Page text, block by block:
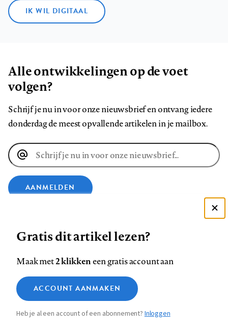
IK WIL DIGITAAL
Alle ontwikkelingen op de voet
volgen?
Schrijf je nu in voor onze nieuwsbrief en ontvang iedere
donderdag de meest opvallende artikelen in je mailbox.
E-
mailadres
AANMELDEN
op
Facebook
op
LinkedIn
op
Bluesky
ons
op
InstagramYouTube
Footer
Contact Colofon Disclaimer Privacy
Medische vragen verdienen
betrouwbare antwoorden
Zie onze cookie policy
Analytische cookies
Marketing cookies
Gratis dit artikel lezen?
Maak met2 klikkeneen gratis account aan
ACCOUNT AANMAKEN
Heb je al een account of een abonnement?Inloggen